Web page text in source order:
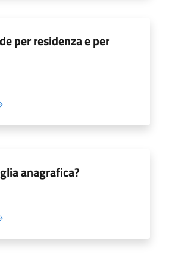
per residenza e per
anagrafica?